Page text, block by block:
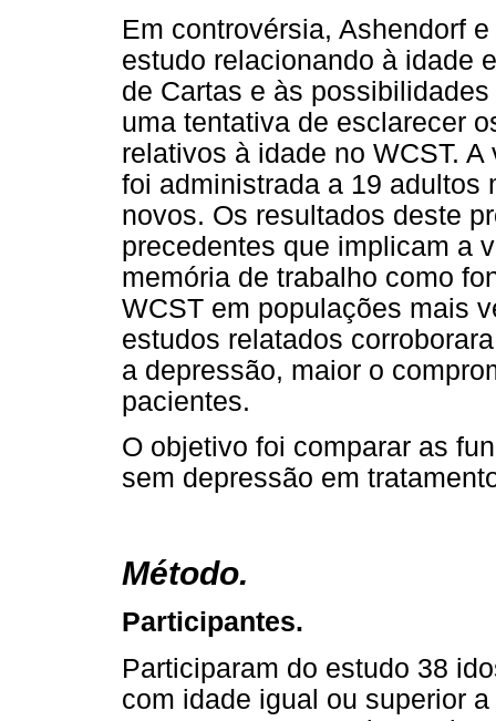
Em controvérsia, Ashendorf
estudo relacionando à idade
de Cartas e às
uma tentativa de esclarecer
relativos à idade no WCST.
foi administrada a 19 adultos
novos. Os resultados deste
precedentes que implicam a
memória de trabalho como
WCST em populações mais
estudos relatados
a depressão, maior o
pacientes.
O objetivo foi comparar as
sem depressão em
Método.
Participantes.
Participaram do estudo 38
com idade igual ou superior